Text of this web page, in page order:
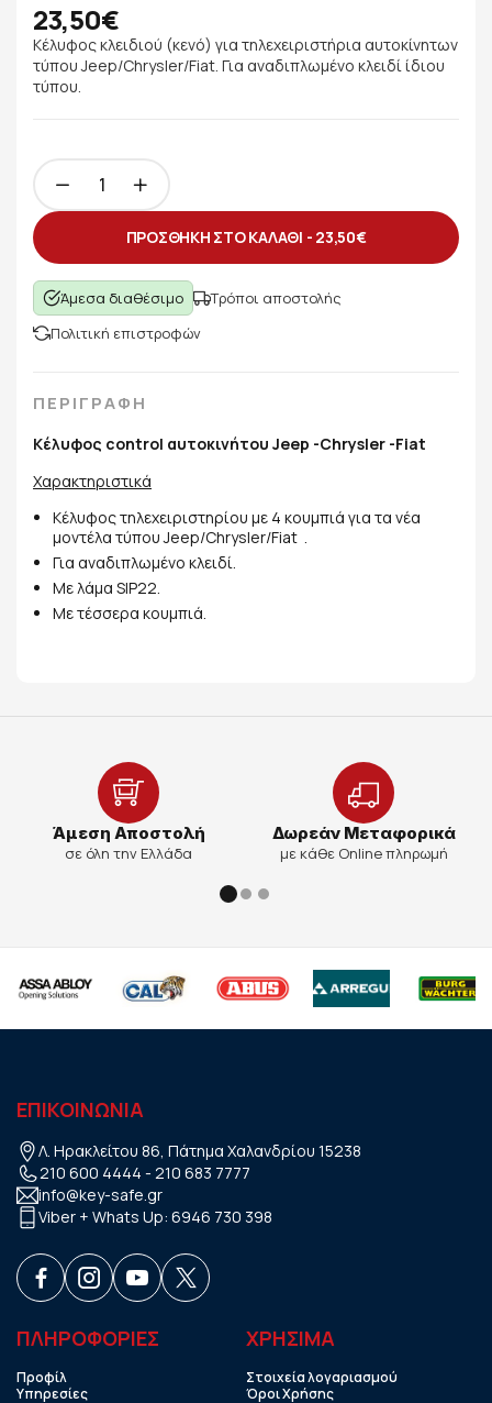
23,50€
Κέλυφος κλειδιού (κενό) για τηλεχειριστήρια αυτοκίνητων
τύπου Jeep/Chrysler/Fiat. Για αναδιπλωμένο κλειδί ίδιου
τύπου.
ΠΡΟΣΘΗΚΗ ΣΤΟ ΚΑΛΑΘΙ - 23,50€
Άμεσα διαθέσιμο
Τρόποι αποστολής
Πολιτική επιστροφών
ΠΕΡΙΓΡΑΦΗ
Κέλυφος control αυτοκινήτου Jeep -Chrysler -Fiat
Χαρακτηριστικά
Κέλυφος τηλεχειριστηρίου με 4 κουμπιά για τα νέα
μοντέλα τύπου Jeep/Chrysler/Fiat .
Για αναδιπλωμένο κλειδί.
Με λάμα SIP22.
Με τέσσερα κουμπιά.
Άμεση Αποστολή
σε όλη την Ελλάδα
Δωρεάν Μεταφορικά
με κάθε Online πληρωμή
ΕΠΙΚΟΙΝΩΝΙΑ
Λ. Ηρακλείτου 86, Πάτημα Χαλανδρίου 15238
210 600 4444 - 210 683 7777
info@key-safe.gr
Viber + Whats Up: 6946 730 398
ΠΛΗΡΟΦΟΡΙΕΣ
Προφίλ
Υπηρεσίες
ΧΡHΣΙΜΑ
Στοιχεία λογαριασμού
Όροι Χρήσης